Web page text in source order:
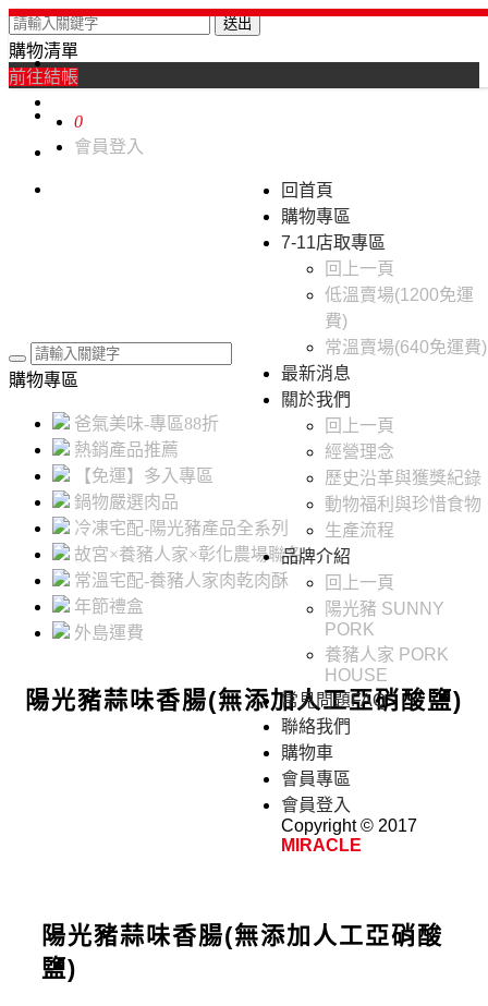
0
會員登入
回首頁
購物專區
7-11店取專區
回上一頁
低溫賣場(1200免運
費)
常溫賣場(640免運費)
最新消息
關於我們
回上一頁
經營理念
歷史沿革與獲獎紀錄
動物福利與珍惜食物
生產流程
品牌介紹
回上一頁
陽光豬 SUNNY
PORK
養豬人家 PORK
HOUSE
常見問題FAQ
聯絡我們
購物車
會員專區
會員登入
Copyright © 2017
MIRACLE
送出
購物清單
前往結帳
購物專區
爸氣美味-專區88折
熱銷產品推薦
【免運】多入專區
鍋物嚴選肉品
冷凍宅配-陽光豬產品全系列
故宮×養豬人家×彰化農場聯名
常溫宅配-養豬人家肉乾肉酥
年節禮盒
外島運費
陽光豬蒜味香腸(無添加人工亞硝酸鹽)
陽光豬蒜味香腸(無添加人工亞硝酸
鹽)